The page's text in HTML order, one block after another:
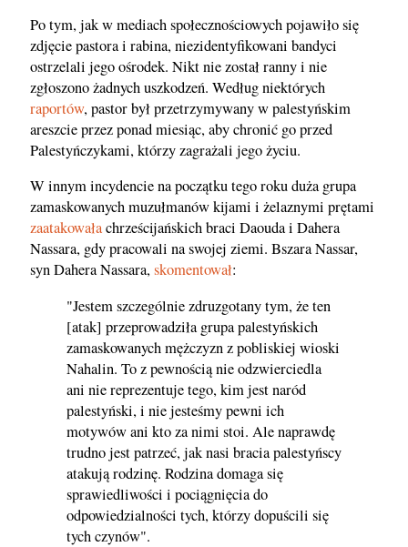
Po tym, jak w mediach społecznościowych pojawiło się
zdjęcie pastora i rabina, niezidentyfikowani bandyci
ostrzelali jego ośrodek. Nikt nie został ranny i nie
zgłoszono żadnych uszkodzeń. Według niektórych
raportów, pastor był przetrzymywany w palestyńskim
areszcie przez ponad miesiąc, aby chronić go przed
Palestyńczykami, którzy zagrażali jego życiu.
W innym incydencie na początku tego roku duża grupa
zamaskowanych muzułmanów kijami i żelaznymi prętami
zaatakowałachrześcijańskich braci Daouda i Dahera
Nassara, gdy pracowali na swojej ziemi. Bszara Nassar,
syn Dahera Nassara,skomentował:
"Jestem szczególnie zdruzgotany tym, że ten
[atak] przeprowadziła grupa palestyńskich
zamaskowanych mężczyzn z pobliskiej wioski
Nahalin. To z pewnością nie odzwierciedla
ani nie reprezentuje tego, kim jest naród
palestyński, i nie jesteśmy pewni ich
motywów ani kto za nimi stoi. Ale naprawdę
trudno jest patrzeć, jak nasi bracia palestyńscy
atakują rodzinę. Rodzina domaga się
sprawiedliwości i pociągnięcia do
odpowiedzialności tych, którzy dopuścili się
tych czynów".